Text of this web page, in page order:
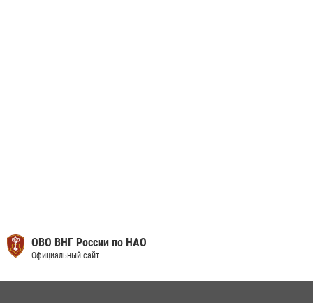
ОВО ВНГ России по НАО
Официальный сайт